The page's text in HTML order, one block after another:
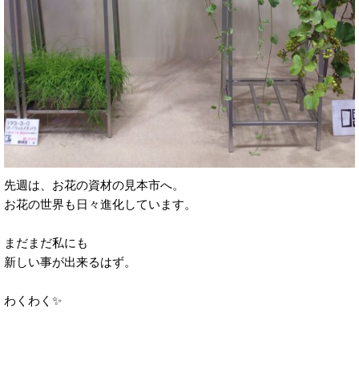
先週は、お花の資材の見本市へ。
お花の世界も日々進化しています。
まだまだ私にも
新しい事が出来るはず。
わくわく✨